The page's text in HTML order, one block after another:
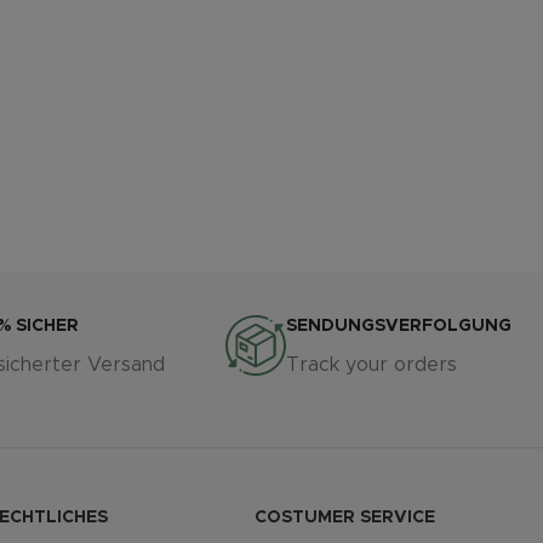
SICHER
Versand
SENDUNGSVERFOLGUNG
Track your orders
COSTUMER SERVICE